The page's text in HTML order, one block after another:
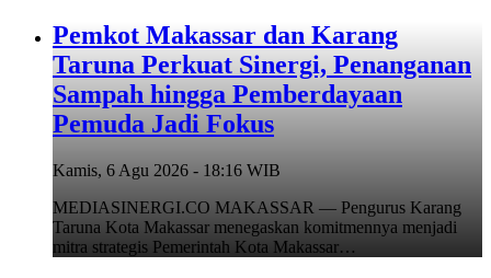
Pemkot Makassar dan Karang
Taruna Perkuat Sinergi, Penanganan
Sampah hingga Pemberdayaan
Pemuda Jadi Fokus
Kamis, 6 Agu 2026 - 18:16 WIB
MEDIASINERGI.CO MAKASSAR — Pengurus Karang
Taruna Kota Makassar menegaskan komitmennya menjadi
mitra strategis Pemerintah Kota Makassar…